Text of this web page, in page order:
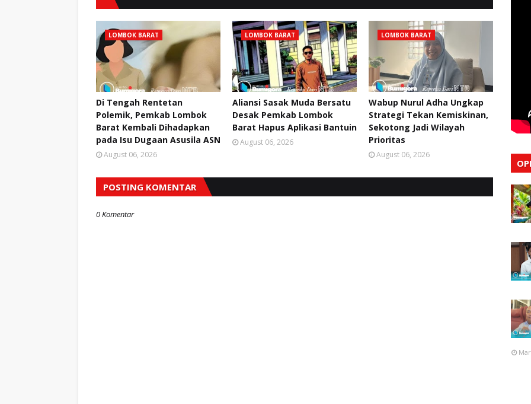
LOMBOK BARAT
Di Tengah Rentetan
Polemik, Pemkab Lombok
Barat Kembali Dihadapkan
pada Isu Dugaan Asusila ASN
August 06, 2026
LOMBOK BARAT
Aliansi Sasak Muda Bersatu
Desak Pemkab Lombok
Barat Hapus Aplikasi Bantuin
August 06, 2026
LOMBOK BARAT
Wabup Nurul Adha Ungkap
Strategi Tekan Kemiskinan,
Sekotong Jadi Wilayah
Prioritas
August 06, 2026
POSTING KOMENTAR
0 Komentar